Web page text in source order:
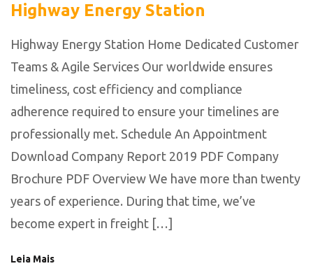
Highway Energy Station
Highway Energy Station Home Dedicated Customer
Teams & Agile Services Our worldwide ensures
timeliness, cost efficiency and compliance
adherence required to ensure your timelines are
professionally met. Schedule An Appointment
Download Company Report 2019 PDF Company
Brochure PDF Overview We have more than twenty
years of experience. During that time, we’ve
become expert in freight […]
Leia Mais